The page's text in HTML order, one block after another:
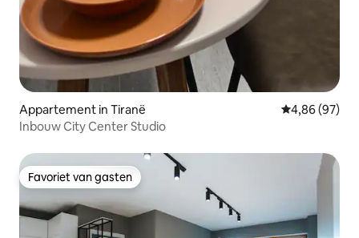
Appartement in Tiranë Gemiddelde
4,86 (97)
Inbouw City Center Studio
Favoriet van gasten
Favoriet van gasten